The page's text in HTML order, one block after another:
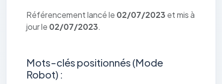
Référencement lancé le 02/07/2023 et mis à
jour le 02/07/2023.
Mots-clés positionnés (Mode
Robot) :